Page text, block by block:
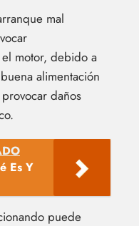
mal
motor, debido a
alimentación
daños
Es Y
puede